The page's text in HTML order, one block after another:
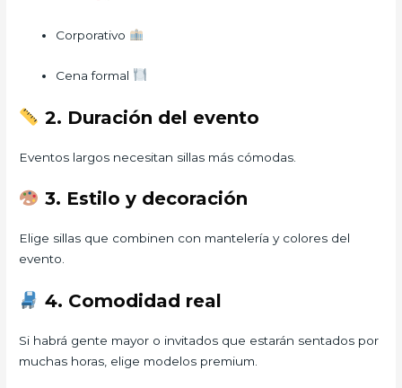
Corporativo
Cena formal
2. Duración del evento
Eventos largos necesitan sillas más cómodas.
3. Estilo y decoración
Elige sillas que combinen con mantelería y colores del
evento.
4. Comodidad real
Si habrá gente mayor o invitados que estarán sentados por
muchas horas, elige modelos premium.